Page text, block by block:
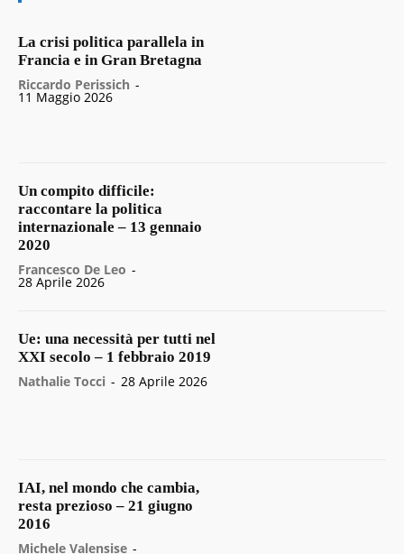
La crisi politica parallela in
Francia e in Gran Bretagna
Riccardo Perissich -
11 Maggio 2026
Un compito difficile:
raccontare la politica
internazionale – 13 gennaio
2020
Francesco De Leo -
28 Aprile 2026
Ue: una necessità per tutti nel
XXI secolo – 1 febbraio 2019
Nathalie Tocci - 28 Aprile 2026
IAI, nel mondo che cambia,
resta prezioso – 21 giugno
2016
Michele Valensise -